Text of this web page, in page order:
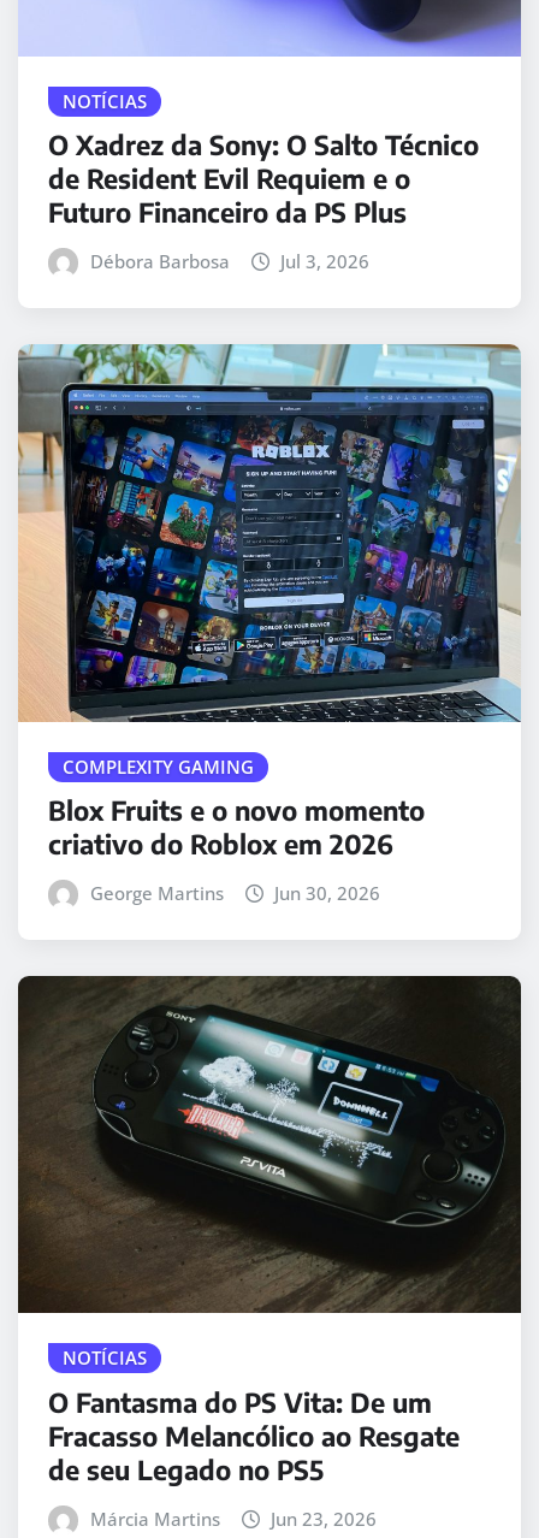
NOTÍCIAS
O Xadrez da Sony: O Salto Técnico
de Resident Evil Requiem e o
Futuro Financeiro da PS Plus
Débora Barbosa Jul 3, 2026
COMPLEXITY GAMING
Blox Fruits e o novo momento
criativo do Roblox em 2026
George Martins Jun 30, 2026
NOTÍCIAS
O Fantasma do PS Vita: De um
Fracasso Melancólico ao Resgate
de seu Legado no PS5
Márcia Martins Jun 23, 2026